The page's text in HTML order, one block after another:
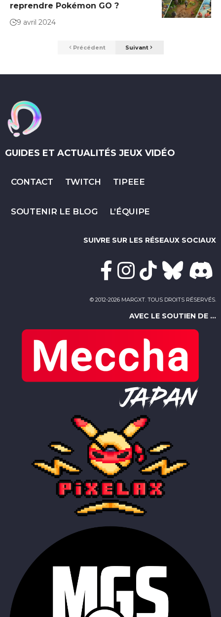
reprendre Pokémon GO ?
9 avril 2024
Précédent Suivant
GUIDES ET ACTUALITÉS JEUX VIDÉO
CONTACT TWITCH TIPEEE
SOUTENIR LE BLOG L’ÉQUIPE
SUIVRE SUR LES RÉSEAUX SOCIAUX
© 2012-2026 MARGXT. TOUS DROITS RÉSERVÉS.
AVEC LE SOUTIEN DE ...